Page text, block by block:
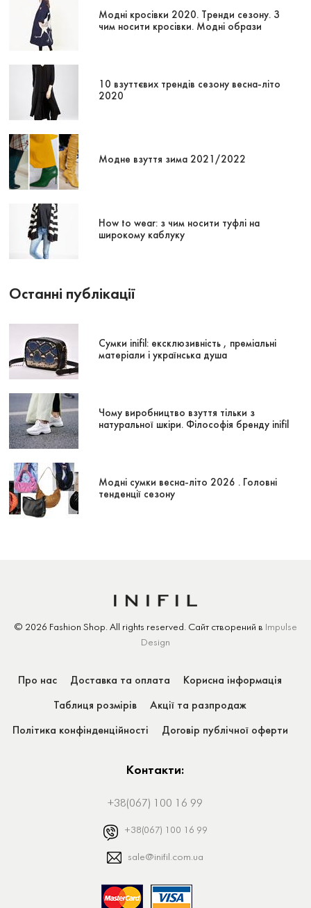
Модні кросівки 2020. Тренди сезону. З
чим носити кросівки. Модні образи
10 взуттєвих трендів сезону весна-літо
2020
Модне взуття зима 2021/2022
How to wear: з чим носити туфлі на
широкому каблуку
Останні публікації
Сумки inifil: ексклюзивність , преміальні
матеріали і українська душа
Чому виробництво взуття тільки з
натуральної шкіри. Філософія бренду inifil
Модні сумки весна-літо 2026 . Головні
тенденції сезону
© 2026 Fashion Shop. All rights reserved. Сайт створений в
Impulse
Design
Про нас Доставка та оплата Корисна інформація
Таблиця розмірів Акції та разпродаж
Політика конфінденційності Договір публічної оферти
Контакти:
+38(067) 100 16 99
+38(067) 100 16 99
sale@inifil.com.ua